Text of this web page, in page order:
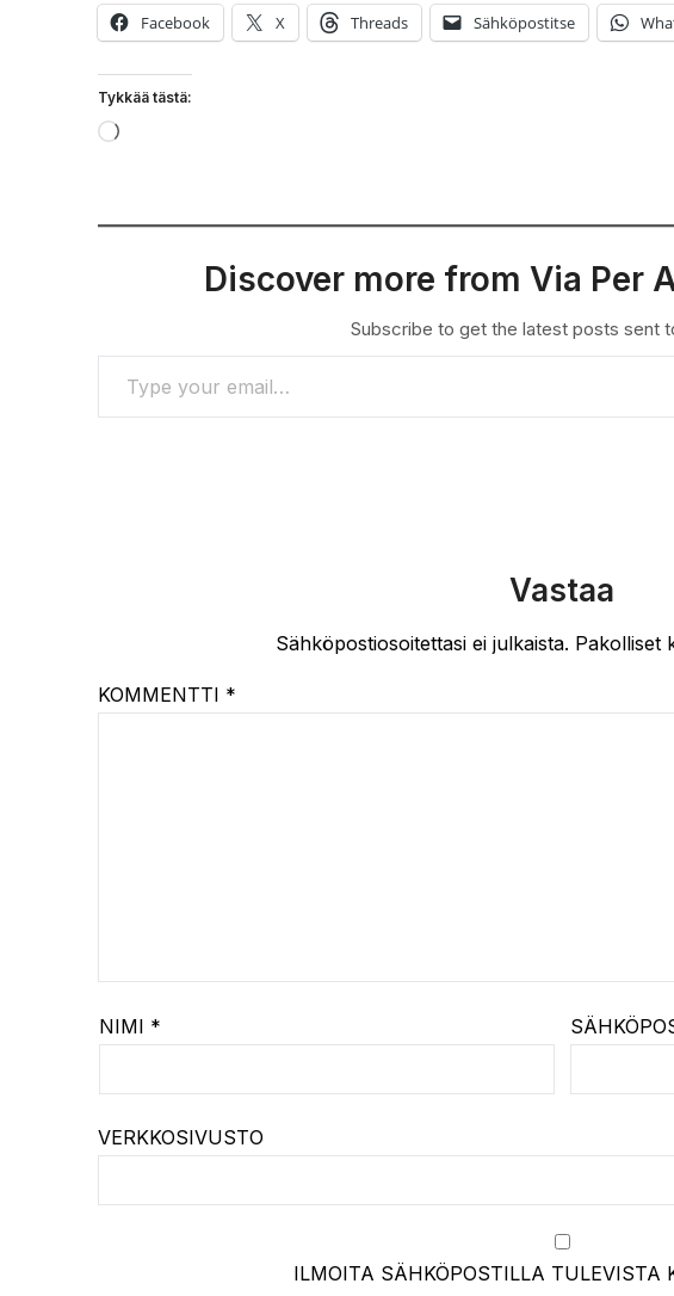
Facebook X Threads Sähköpostitse
Tykkää tästä:
Loading…
Discover more from Via Per
Subscribe to get the latest posts sent
TYPE YOUR EMAIL…
Vastaa
Sähköpostiosoitettasi ei julkaista. Pakolliset
KOMMENTTI *
NIMI *
VERKKOSIVUSTO
ILMOITA SÄHKÖPOSTILLA TULEVISTA